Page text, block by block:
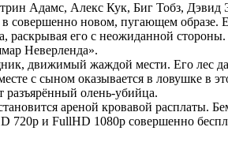
Адамс, Алекс Кук, Биг Тобз, Дэвид
совершенно новом, пугающем
раскрывая его с неожиданной
Неверленда».
движимый жаждой мести. Его лес
с сыном оказывается в ловушке в
разъярённый олень-убийца.
ареной кровавой расплаты.
и FullHD 1080p совершенно